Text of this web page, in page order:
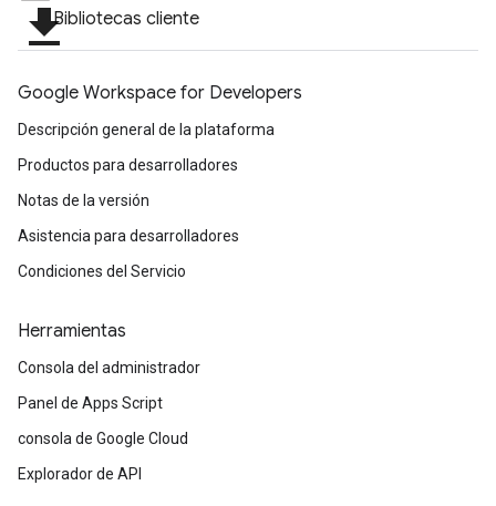
file_downloadBibliotecas cliente
Google Workspace for Developers
Descripción general de la plataforma
Productos para desarrolladores
Notas de la versión
Asistencia para desarrolladores
Condiciones del Servicio
Herramientas
Consola del administrador
Panel de Apps Script
consola de Google Cloud
Explorador de API